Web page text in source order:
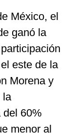
México, el
ganó la
este de la
Morena y
la
del 60%
menor al